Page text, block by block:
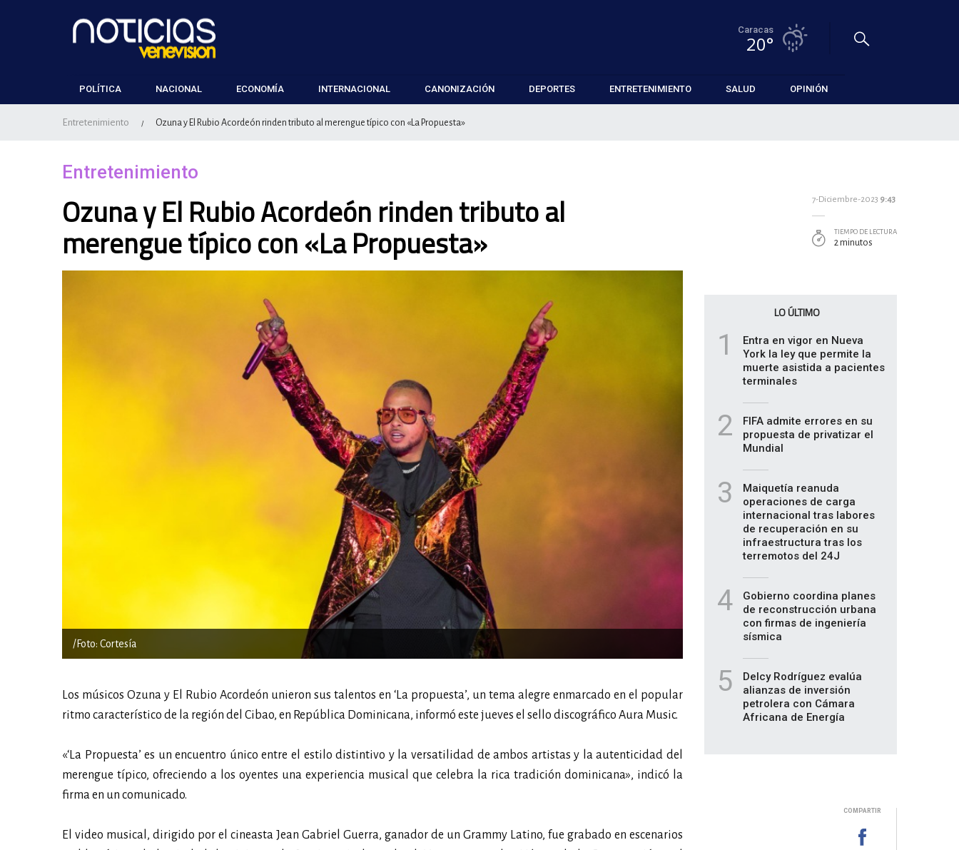
Caracas
20°
POLÍTICA NACIONAL ECONOMÍA INTERNACIONAL CANONIZACIÓN DEPORTES ENTRETENIMIENTO SALUD OPINIÓN
Entretenimiento / Ozuna y El Rubio Acordeón rinden tributo al merengue típico con «La Propuesta»
Entretenimiento
Ozuna y El Rubio Acordeón rinden tributo al
merengue típico con «La Propuesta»
/Foto: Cortesía
Los músicos Ozuna y El Rubio Acordeón unieron sus talentos en ‘La propuesta’, un tema alegre enmarcado en el popular
ritmo característico de la región del Cibao, en República Dominicana, informó este jueves el sello discográfico Aura Music.
«‘La Propuesta’ es un encuentro único entre el estilo distintivo y la versatilidad de ambos artistas y la autenticidad del
merengue típico, ofreciendo a los oyentes una experiencia musical que celebra la rica tradición dominicana», indicó la
firma en un comunicado.
El video musical, dirigido por el cineasta Jean Gabriel Guerra, ganador de un Grammy Latino, fue grabado en escenarios
7-Diciembre-2023 9:43
TIEMPO DE LECTURA
2 minutos
LO ÚLTIMO
1
Entra en vigor en Nueva
York la ley que permite la
muerte asistida a pacientes
terminales
2
FIFA admite errores en su
propuesta de privatizar el
Mundial
3
Maiquetía reanuda
operaciones de carga
internacional tras labores
de recuperación en su
infraestructura tras los
terremotos del 24J
4
Gobierno coordina planes
de reconstrucción urbana
con firmas de ingeniería
sísmica
5
Delcy Rodríguez evalúa
alianzas de inversión
petrolera con Cámara
Africana de Energía
COMPARTIR